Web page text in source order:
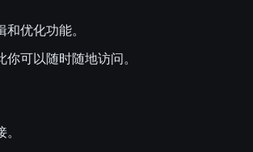
优化功能。
你可以随时随地访问。